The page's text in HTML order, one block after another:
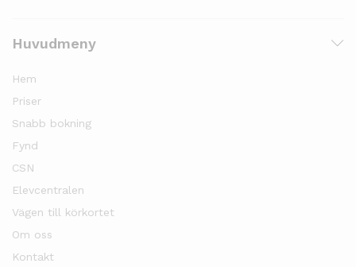
Huvudmeny
Hem
Priser
Snabb bokning
Fynd
CSN
Elevcentralen
Vägen till körkortet
Om oss
Kontakt